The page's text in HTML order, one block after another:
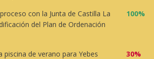
con la Junta de Castilla La
del Plan de Ordenación
100%
piscina de verano para Yebes
30%